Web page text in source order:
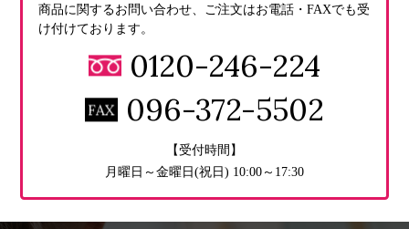
商品に関するお問い合わせ、ご注文はお電話・FAXでも受
け付けております。
0120-246-224
096-372-5502
【受付時間】
月曜日～金曜日(祝日) 10:00～17:30